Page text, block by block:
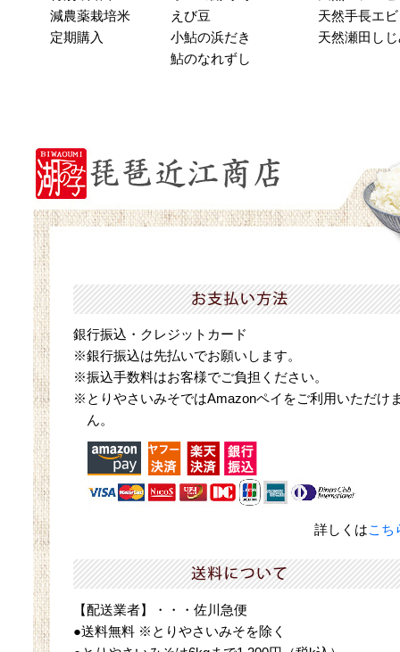
減農薬栽培米
定期購入
えび豆
小鮎の浜だき
鮎のなれずし
天然手長エ
天然瀬田し
銀行振込・クレジットカード
※銀行振込は先払いでお願いします。
※振込手数料はお客様でご負担ください。
※とりやさいみそではAmazonペイをご利用いただけ
ん。
詳しくはこち
【配送業者】・・・佐川急便
●送料無料 ※とりやさいみそを除く